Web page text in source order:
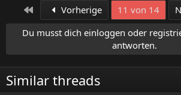
o
n
e
n
Erste Vorherige 11 von 14
Du musst dich einloggen oder
antworten.
Similar threads